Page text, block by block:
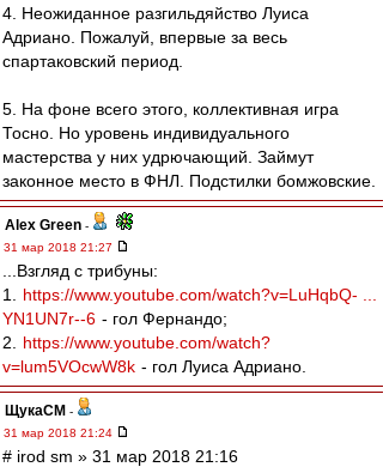
4. Неожиданное разгильдяйство Луиса
Адриано. Пожалуй, впервые за весь
спартаковский период.
5. На фоне всего этого, коллективная игра
Тосно. Но уровень индивидуального
мастерства у них удрючающий. Займут
законное место в ФНЛ. Подстилки бомжовские.
Alex Green -
31 мар 2018 21:27
...Взгляд с трибуны:
1.
https://www.youtube.com/watch?v=LuHqbQ- ...
YN1UN7r--6 - гол Фернандо;
2.
https://www.youtube.com/watch?
v=lum5VOcwW8k - гол Луиса Адриано.
ЩукаСМ -
31 мар 2018 21:24
# irod sm » 31 мар 2018 21:16